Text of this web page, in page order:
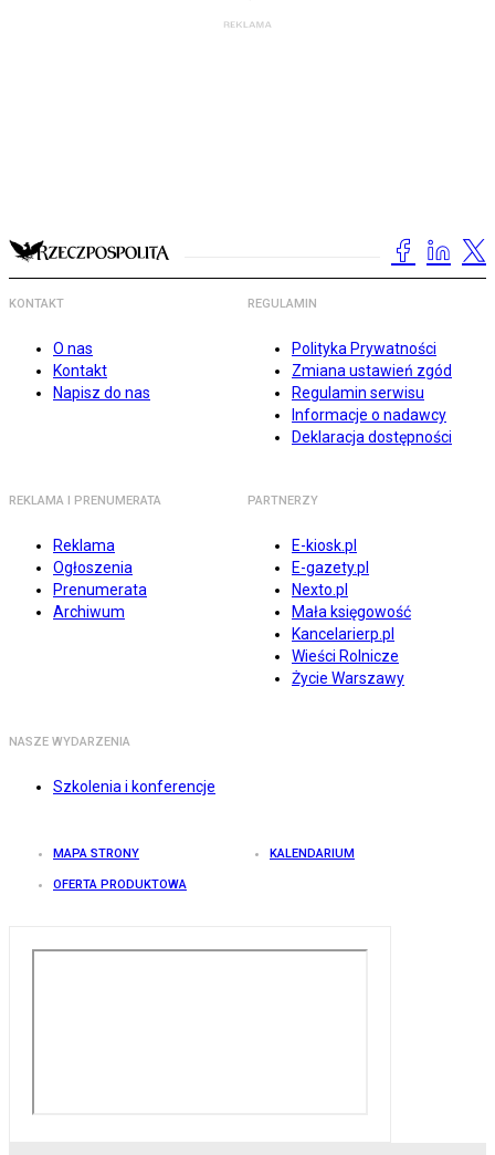
KONTAKT
O nas
Kontakt
Napisz do nas
REGULAMIN
Polityka Prywatności
Zmiana ustawień zgód
Regulamin serwisu
Informacje o nadawcy
Deklaracja dostępności
REKLAMA I PRENUMERATA
Reklama
Ogłoszenia
Prenumerata
Archiwum
PARTNERZY
E-kiosk.pl
E-gazety.pl
Nexto.pl
Mała księgowość
Kancelarierp.pl
Wieści Rolnicze
Życie Warszawy
NASZE WYDARZENIA
Szkolenia i konferencje
MAPA STRONY KALENDARIUM
OFERTA PRODUKTOWA